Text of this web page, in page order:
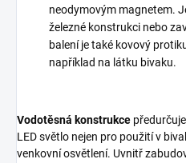
neodymovým magnetem.
železné konstrukci nebo
balení je také kovový
například na látku bivaku.
Vodotěsná konstrukce
LED světlo nejen pro použití v
venkovní osvětlení. Uvnitř